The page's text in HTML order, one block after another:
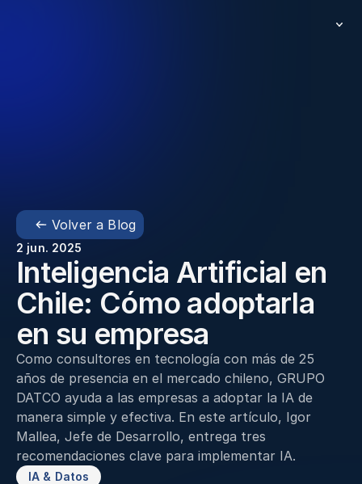
Volver a Blog
2 jun. 2025
Inteligencia Artificial en
Chile: Cómo adoptarla
en su empresa
Como consultores en tecnología con más de 25
años de presencia en el mercado chileno, GRUPO
DATCO ayuda a las empresas a adoptar la IA de
manera simple y efectiva. En este artículo, Igor
Mallea, Jefe de Desarrollo, entrega tres
recomendaciones clave para implementar IA.
IA & Datos